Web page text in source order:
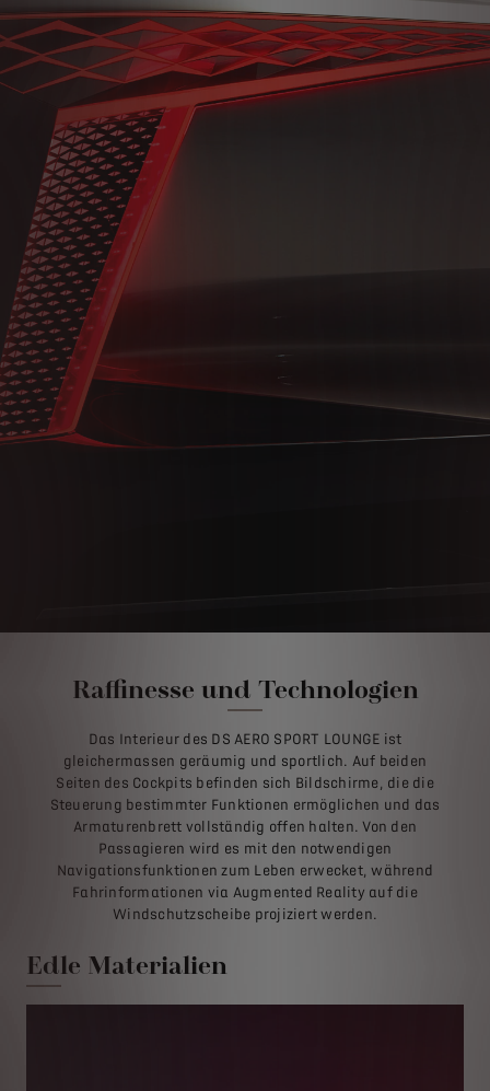
Raffinesse und Technologien
Das Interieur des DS AERO SPORT LOUNGE ist
gleichermassen geräumig und sportlich. Auf beiden
Seiten des Cockpits befinden sich Bildschirme, die die
Steuerung bestimmter Funktionen ermöglichen und das
Armaturenbrett vollständig offen halten. Von den
Passagieren wird es mit den notwendigen
Navigationsfunktionen zum Leben erwecket, während
Fahrinformationen via Augmented Reality auf die
Windschutzscheibe projiziert werden.
Edle Materialien